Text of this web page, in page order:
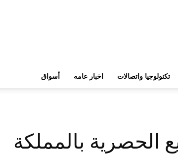
أسواق اخبار عامه تكنولوجيا واتصالات
بالمملكة